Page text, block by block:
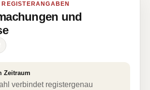
und
Zeitraum
verbindet registergenau